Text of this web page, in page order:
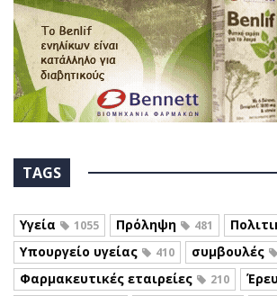
TAGS
Υγεία 1055 Πρόληψη 481
Υπουργείο υγείας 410 συμβουλές
Φαρμακευτικές εταιρείες 210